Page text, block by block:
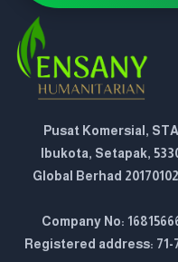
Pusat Komersial,
Ibukota, Setapak,
Global Berhad
Company No:
Registered address: